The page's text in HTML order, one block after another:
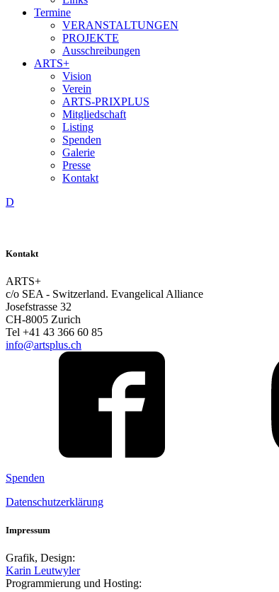
Termine
VERANSTALTUNGEN
PROJEKTE
Ausschreibungen
ARTS+
Vision
Verein
ARTS-PRIXPLUS
Mitgliedschaft
Listing
Spenden
Galerie
Presse
Kontakt
D
Kontakt
ARTS+
c/o SEA - Switzerland. Evangelical Alliance
Josefstrasse 32
CH-8005 Zurich
Tel +41 43 366 60 85
info@artsplus.ch
Spenden
Datenschutzerklärung
Impressum
Grafik, Design:
Karin Leutwyler
Programmierung und Hosting: